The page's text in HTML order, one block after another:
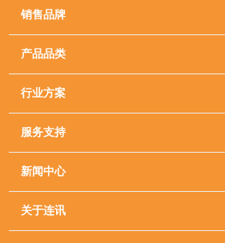
销售品牌
产品品类
行业方案
服务支持
新闻中心
关于连讯